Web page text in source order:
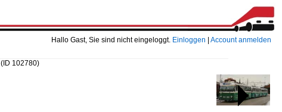
Hallo Gast, Sie sind nicht eingeloggt. Einloggen Account anmelden
(ID 102780)